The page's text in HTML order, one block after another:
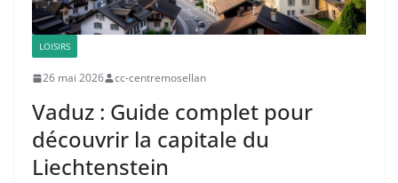
LOISIRS
26 mai 2026 cc-centremosellan
Vaduz : Guide complet pour
découvrir la capitale du
Liechtenstein